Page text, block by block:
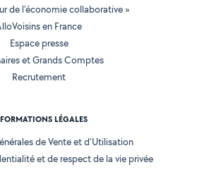
de l'économie collaborative »
en France
Espace presse
et Grands Comptes
Recrutement
LÉGALES
de Vente et d'Utilisation
et de respect de la vie privée